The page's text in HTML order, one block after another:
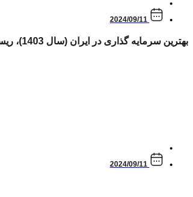
2024/09/11
بهترین سرمایه گذاری در ایران (سال 1403)، ریسک کم و سود بالا
2024/09/11